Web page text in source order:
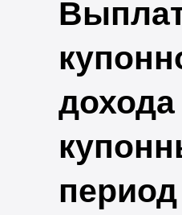
дохода
период